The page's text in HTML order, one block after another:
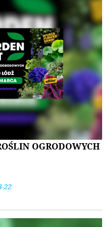
OGRODOWYCH
22